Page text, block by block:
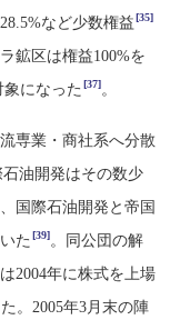
など少数権益[35]
鉱区は権益100%を
になった [37]。
専業・商社系へ分散
石油開発はその数少
国際石油開発と帝国
た [39]。同公団の解
2004年に株式を上場
た。2005年3月末の陣